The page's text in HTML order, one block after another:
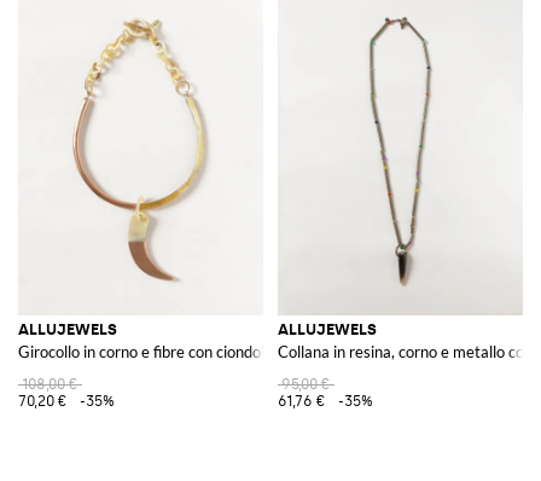
ALLUJEWELS
Girocollo in corno e fibre con ciondolo scorrevole rosa
108,00 €
70,20 €
-35%
ALLUJEWELS
Collana in resina, corno e metallo con
95,00 €
61,76 €
-35%